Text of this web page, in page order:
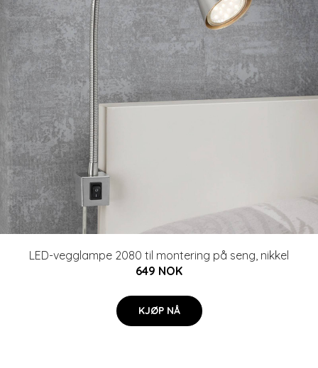
LED-vegglampe 2080 til montering på seng, nikkel
649 NOK
KJØP NÅ